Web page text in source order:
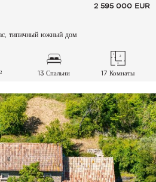
2 595 000 EUR
типичный южный дом
13 Спальни 17 Комнаты